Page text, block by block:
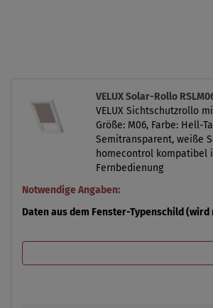
VELUX Solar-Rollo
VELUX Sichtschutzrollo
Größe: M06, Farbe: Hell-
Semitransparent, weiße
homecontrol kompatibel
Fernbedienung
Notwendige Angaben:
Daten aus dem Fenster-Typenschild